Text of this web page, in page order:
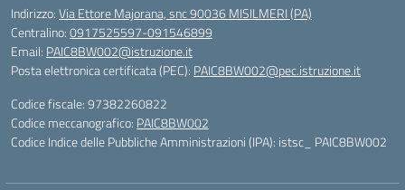
Indirizzo:Via Ettore Majorana, snc 90036 MISILMERI (PA)
Centralino:0917525597-091546899
Email: PAIC8BW002@istruzione.it
Posta elettronica certificata (PEC): PAIC8BW002@pec.istruzione.it
Codice fiscale: 97382260822
Codice meccanografico: PAIC8BW002
Codice Indice delle Pubbliche Amministrazioni (IPA): istsc_ PAIC8BW002